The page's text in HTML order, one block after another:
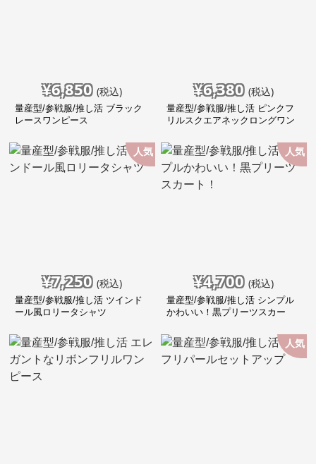
¥6,850 (税込)
量産型/参戦服/推し活 ブラック
レースワンピース
¥6,380 (税込)
量産型/参戦服/推し活 ピンクフ
リルスクエアネックロングワン
人気
¥7,250 (税込)
量産型/参戦服/推し活 ツインド
ール風ロリータシャツ
人気
¥4,700 (税込)
量産型/参戦服/推し活 シンプル
かわいい！黒プリーツスカー
人気